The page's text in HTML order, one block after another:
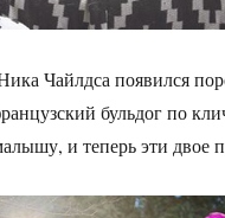
Чайлдса появился
бульдог по
и теперь эти двое